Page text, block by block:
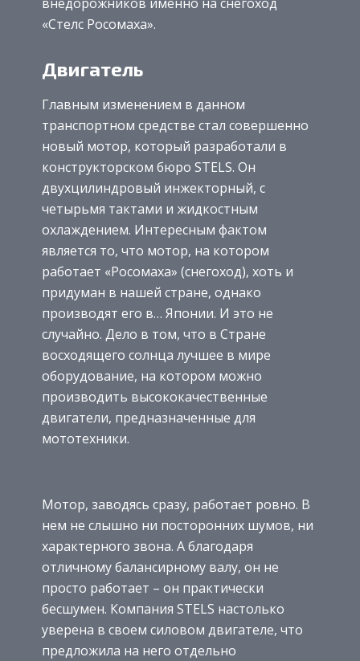
«Стелс Росомаха».
Двигатель
Главным изменением в данном
транспортном средстве стал совершенно
новый мотор, который разработали в
конструкторском бюро STELS. Он
двухцилиндровый инжекторный, с
четырьмя тактами и жидкостным
охлаждением. Интересным фактом
является то, что мотор, на котором
работает «Росомаха» (снегоход), хоть и
придуман в нашей стране, однако
производят его в… Японии. И это не
случайно. Дело в том, что в Стране
восходящего солнца лучшее в мире
оборудование, на котором можно
производить высококачественные
двигатели, предназначенные для
мототехники.
Мотор, заводясь сразу, работает ровно. В
нем не слышно ни посторонних шумов, ни
характерного звона. А благодаря
отличному балансирному валу, он не
просто работает – он практически
бесшумен. Компания STELS настолько
уверена в своем силовом двигателе, что
предложила на него отдельно